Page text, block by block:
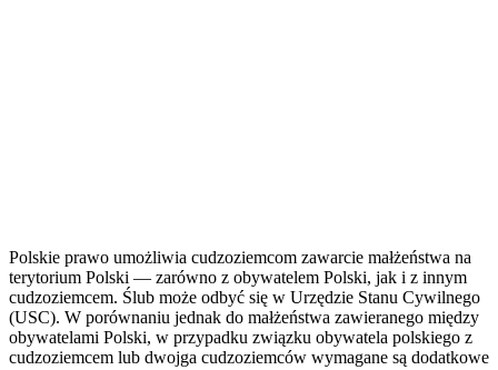
Polskie prawo umożliwia cudzoziemcom zawarcie małżeństwa na
terytorium Polski — zarówno z obywatelem Polski, jak i z innym
cudzoziemcem. Ślub może odbyć się w Urzędzie Stanu Cywilnego
(USC). W porównaniu jednak do małżeństwa zawieranego między
obywatelami Polski, w przypadku związku obywatela polskiego z
cudzoziemcem lub dwojga cudzoziemców wymagane są dodatkowe